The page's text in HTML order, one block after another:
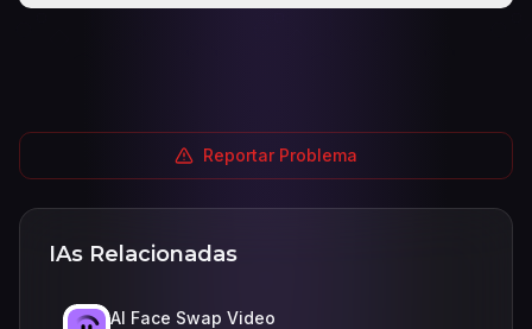
Reportar Problema
IAs Relacionadas
AI Face Swap Video